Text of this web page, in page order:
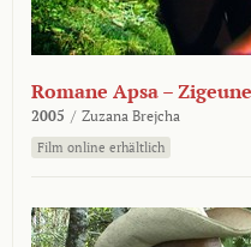
Romane Apsa –
2005 / Zuzana Brejcha
Film online erhältlich